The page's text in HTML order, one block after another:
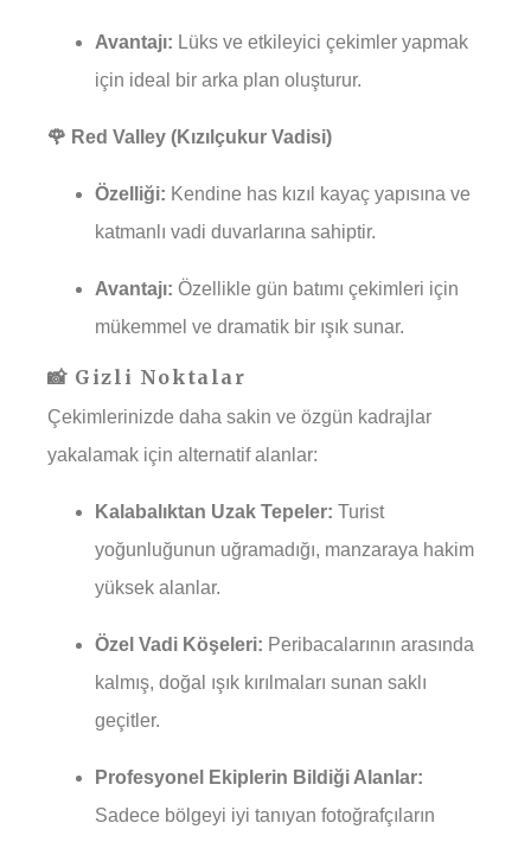
Avantajı: Lüks ve etkileyici çekimler yapmak
için ideal bir arka plan oluşturur.
🌹 Red Valley (Kızılçukur Vadisi)
Özelliği: Kendine has kızıl kayaç yapısına ve
katmanlı vadi duvarlarına sahiptir.
Avantajı: Özellikle gün batımı çekimleri için
mükemmel ve dramatik bir ışık sunar.
📸 Gizli Noktalar
Çekimlerinizde daha sakin ve özgün kadrajlar
yakalamak için alternatif alanlar:
Kalabalıktan Uzak Tepeler: Turist
yoğunluğunun uğramadığı, manzaraya hakim
yüksek alanlar.
Özel Vadi Köşeleri: Peribacalarının arasında
kalmış, doğal ışık kırılmaları sunan saklı
geçitler.
Profesyonel Ekiplerin Bildiği Alanlar:
Sadece bölgeyi iyi tanıyan fotoğrafçıların